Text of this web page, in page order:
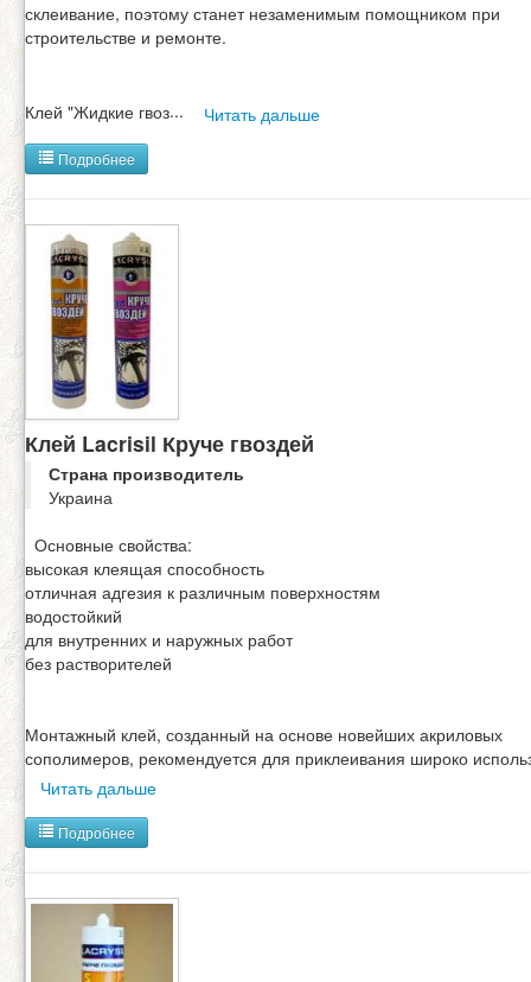
склеивание, поэтому станет незаменимым помощником при
строительстве и ремонте.
Клей "Жидкие гвоз... Читать дальше
Подробнее
Клей Lacrisil Круче гвоздей
Страна производитель
Украина
Основные свойства:
высокая клеящая способность
отличная адгезия к различным поверхностям
водостойкий
для внутренних и наружных работ
без растворителей
Монтажный клей, созданный на основе новейших акриловых
сополимеров, рекомендуется для приклеивания широко
Читать дальше
Подробнее